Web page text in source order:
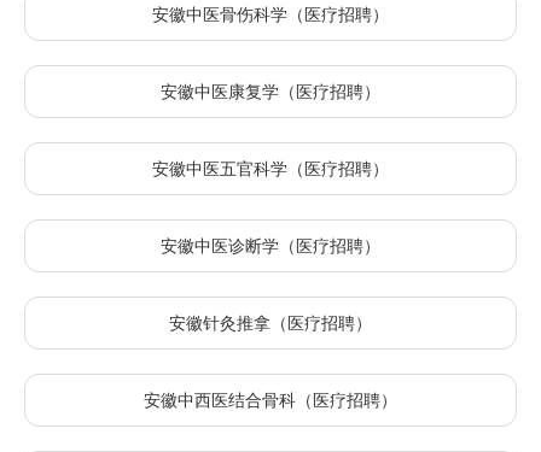
安徽中医骨伤科学（医疗招聘）
安徽中医康复学（医疗招聘）
安徽中医五官科学（医疗招聘）
安徽中医诊断学（医疗招聘）
安徽针灸推拿（医疗招聘）
安徽中西医结合骨科（医疗招聘）